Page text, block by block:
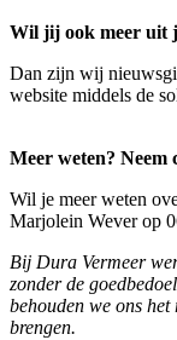
Wil jij ook meer uit
Dan zijn wij
website middels de
Meer weten? Neem
Wil je meer weten
Marjolein Wever op
Bij Dura Vermeer
zonder de
behouden we ons
brengen.